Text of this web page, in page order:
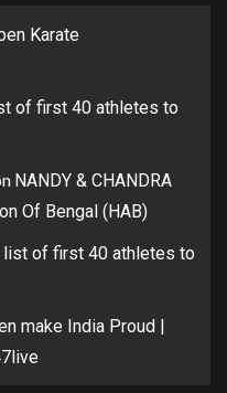
Karate
of first 40 athletes to
NANDY & CHANDRA
Of Bengal (HAB)
list of first 40 athletes to
make India Proud |